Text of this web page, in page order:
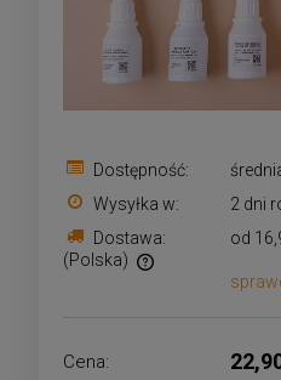
Dostępność:
Wysyłka w:
2 dni
Dostawa:
od
(Polska)
Cena nie zawiera
Cena: